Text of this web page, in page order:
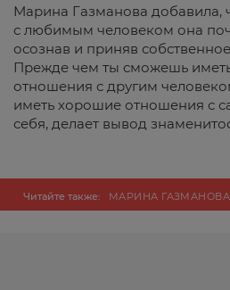
Марина Газманова добавила,
с любимым человеком она
осознав и приняв
Прежде чем ты сможешь
отношения с другим
иметь хорошие отношения с
себя, делает вывод
Читайте также: МАРИНА ГАЗМАНОВА